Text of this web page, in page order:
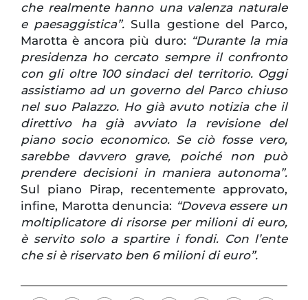
che realmente hanno una valenza naturale
e paesaggistica”. Sulla gestione del Parco,
Marotta è ancora più duro: “Durante la mia
presidenza ho cercato sempre il confronto
con gli oltre 100 sindaci del territorio. Oggi
assistiamo ad un governo del Parco chiuso
nel suo Palazzo. Ho già avuto notizia che il
direttivo ha già avviato la revisione del
piano socio economico. Se ciò fosse vero,
sarebbe davvero grave, poiché non può
prendere decisioni in maniera autonoma”.
Sul piano Pirap, recentemente approvato,
infine, Marotta denuncia: “Doveva essere un
moltiplicatore di risorse per milioni di euro,
è servito solo a spartire i fondi. Con l’ente
che si è riservato ben 6 milioni di euro”.